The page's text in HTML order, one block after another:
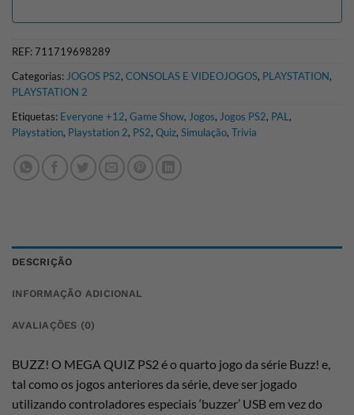
REF:711719698289
Categorias:JOGOS PS2, CONSOLAS E VIDEOJOGOS, PLAYSTATION,
PLAYSTATION 2
Etiquetas: Everyone +12, Game Show, Jogos, Jogos PS2, PAL,
Playstation, Playstation 2, PS2, Quiz, Simulação, Trivia
DESCRIÇÃO
INFORMAÇÃO ADICIONAL
AVALIAÇÕES (0)
BUZZ! O MEGA QUIZ PS2 é o quarto jogo da série Buzz! e,
tal como os jogos anteriores da série, deve ser jogado
utilizando controladores especiais ‘buzzer’ USB em vez do